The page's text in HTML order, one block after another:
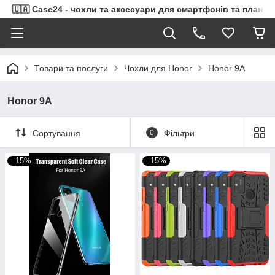
🇺🇦 Case24 - чохли та аксесуари для смартфонів та
Товари та послуги Чохли для Honor Honor 9A
Honor 9A
Сортування 0 Фільтри
–15% –15%